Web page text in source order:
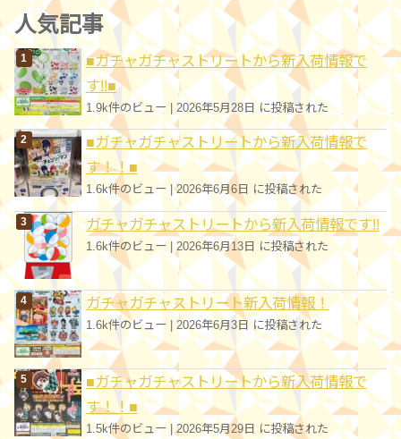
ゴ
リ
ー
人気記事
■ガチャガチャストリートから新入荷情報で
す!!■
1.9k件のビュー 2026年5月28日 に投稿された
■ガチャガチャストリートから新入荷情報で
す！！■
1.6k件のビュー|2026年6月6日 に投稿された
ガチャガチャストリートから新入荷情報です!!
1.6k件のビュー 2026年6月13日 に投稿された
ガチャガチャストリート新入荷情報！
1.6k件のビュー 2026年6月3日 に投稿された
■ガチャガチャストリートから新入荷情報で
す！！■
1.5k件のビュー|2026年5月29日 に投稿された